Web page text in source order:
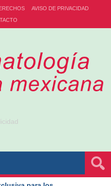
AVISO DE PRIVACIDAD